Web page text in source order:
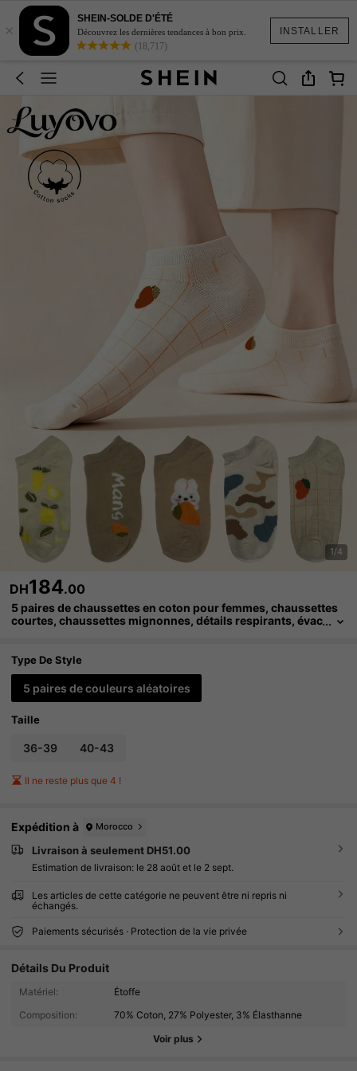
INSTALLER
×
SHEIN-SOLDE D'ÉTÉ
Découvrez les dernières tendances à bon prix.
(18,717)
1/4
DH184.00
5 paires de chaussettes en coton pour femmes, chaussettes
courtes, chaussettes mignonnes, détails respirants, évac
utres usages quotidiens, toutes saisons, combinaison de co
uleurs aléatoires
Type De Style
5 paires de couleurs aléatoires
Taille
36-39 40-43
Il ne reste plus que 4 !
Expédition à Morocco
Livraison à seulement DH51.00
Estimation de livraison: le 28 août et le 2 sept.
Les articles de cette catégorie ne peuvent être ni repris ni
échangés.
Paiements sécurisés · Protection de la vie privée
Détails Du Produit
Matériel:
Étoffe
Composition:
70% Coton, 27% Polyester, 3% Élasthanne
Voir plus
2.6K Suiveurs
2.6K Suiveurs